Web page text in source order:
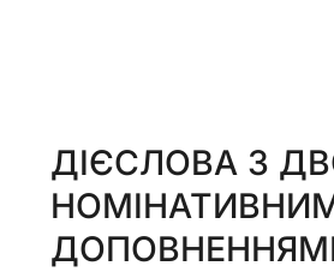
ДІЄСЛОВА З